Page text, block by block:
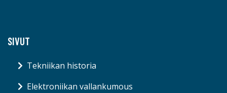
SIVUT
Tekniikan historia
Elektroniikan vallankumous